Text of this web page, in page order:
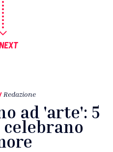
Redazione
ad 'arte': 5
celebrano